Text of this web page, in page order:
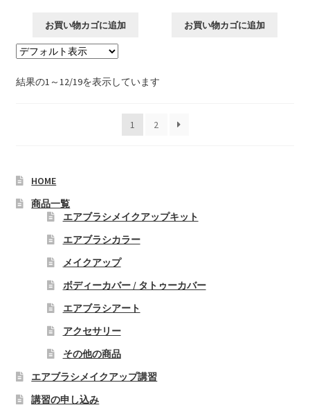
お買い物カゴに追加 お買い物カゴに追加
結果の1～12/19を表示しています
1 2
HOME
商品一覧
エアブラシメイクアップキット
エアブラシカラー
メイクアップ
ボディーカバー / タトゥーカバー
エアブラシアート
アクセサリー
その他の商品
エアブラシメイクアップ講習
講習の申し込み